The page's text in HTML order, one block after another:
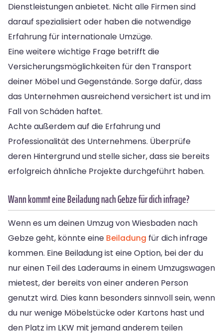
Dienstleistungen anbietet. Nicht alle Firmen sind
darauf spezialisiert oder haben die notwendige
Erfahrung für internationale Umzüge.
Eine weitere wichtige Frage betrifft die
Versicherungsmöglichkeiten für den Transport
deiner Möbel und Gegenstände. Sorge dafür, dass
das Unternehmen ausreichend versichert ist und im
Fall von Schäden haftet.
Achte außerdem auf die Erfahrung und
Professionalität des Unternehmens. Überprüfe
deren Hintergrund und stelle sicher, dass sie bereits
erfolgreich ähnliche Projekte durchgeführt haben.
Wann kommt eine Beiladung nach Gebze für dich infrage?
Wenn es um deinen Umzug von Wiesbaden nach
Gebze geht, könnte eine Beiladung für dich infrage
kommen. Eine Beiladung ist eine Option, bei der du
nur einen Teil des Laderaums in einem Umzugswagen
mietest, der bereits von einer anderen Person
genutzt wird. Dies kann besonders sinnvoll sein, wenn
du nur wenige Möbelstücke oder Kartons hast und
den Platz im LKW mit jemand anderem teilen